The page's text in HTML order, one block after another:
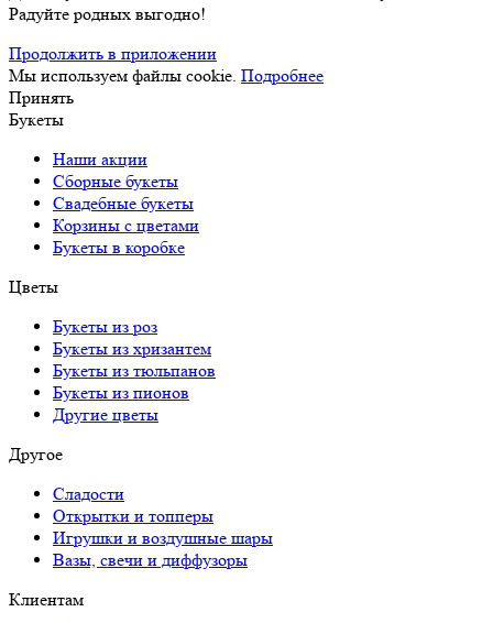
Радуйте родных выгодно!
Продолжить в приложении
Мы используем файлы cookie. Подробнее
Принять
Букеты
Наши акции
Сборные букеты
Свадебные букеты
Корзины с цветами
Букеты в коробке
Цветы
Букеты из роз
Букеты из хризантем
Букеты из тюльпанов
Букеты из пионов
Другие цветы
Другое
Сладости
Открытки и топперы
Игрушки и воздушные шары
Вазы, свечи и диффузоры
Клиентам